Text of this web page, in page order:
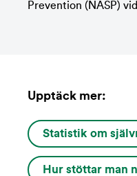
Prevention (NASP)
Upptäck mer:
Statistik om
Hur stöttar man